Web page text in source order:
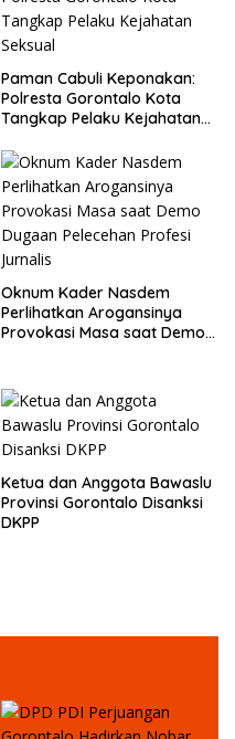
Paman Cabuli Keponakan:
Polresta Gorontalo Kota
Tangkap Pelaku Kejahatan
Oknum Kader Nasdem
Perlihatkan Arogansinya
Provokasi Masa saat Demo
Ketua dan Anggota Bawaslu
Provinsi Gorontalo Disanksi
DKPP